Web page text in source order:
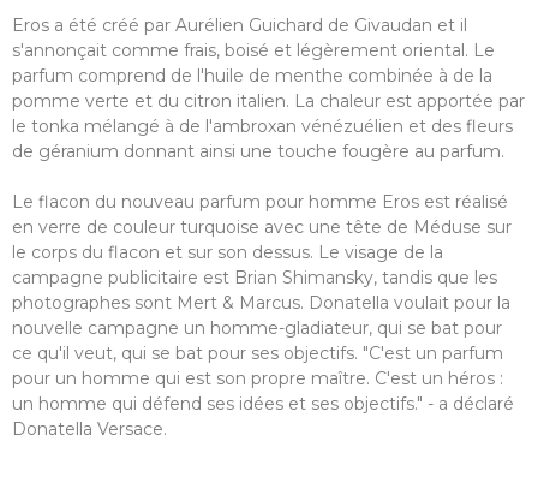
Eros a été créé par Aurélien Guichard de Givaudan et il
s'annonçait comme frais, boisé et légèrement oriental. Le
parfum comprend de l'huile de menthe combinée à de la
pomme verte et du citron italien. La chaleur est apportée par
le tonka mélangé à de l'ambroxan vénézuélien et des fleurs
de géranium donnant ainsi une touche fougère au parfum.
Le flacon du nouveau parfum pour homme Eros est réalisé
en verre de couleur turquoise avec une tête de Méduse sur
le corps du flacon et sur son dessus. Le visage de la
campagne publicitaire est Brian Shimansky, tandis que les
photographes sont Mert & Marcus. Donatella voulait pour la
nouvelle campagne un homme-gladiateur, qui se bat pour
ce qu'il veut, qui se bat pour ses objectifs. "C'est un parfum
pour un homme qui est son propre maître. C'est un héros :
un homme qui défend ses idées et ses objectifs." - a déclaré
Donatella Versace.